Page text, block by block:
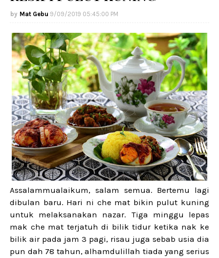
Mat Gebu 9/09/2019 05:45:00 PM
Assalammualaikum, salam semua. Bertemu lagi
dibulan baru. Hari ni che mat bikin pulut kuning
untuk melaksanakan nazar. Tiga minggu lepas
mak che mat terjatuh di bilik tidur ketika nak ke
bilik air pada jam 3 pagi, risau juga sebab usia dia
pun dah 78 tahun, alhamdulillah tiada yang serius